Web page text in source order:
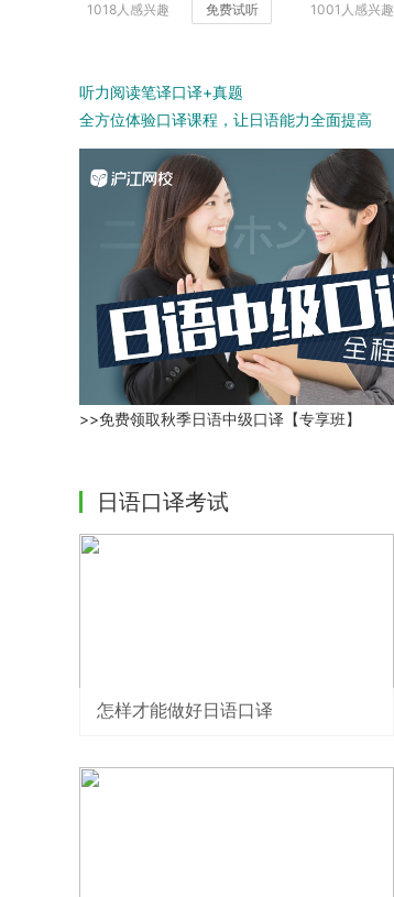
1018人感兴趣 免费试听 1001人感兴趣
听力阅读笔译口译+真题
全方位体验口译课程，让日语能力全面提高
>>免费领取秋季日语中级口译【专享班】
日语口译考试
怎样才能做好日语口译